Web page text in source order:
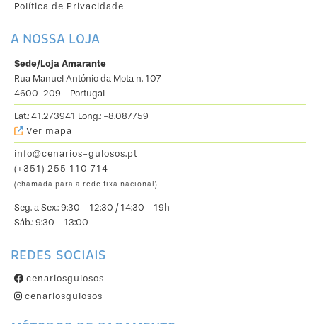
Política de Privacidade
A NOSSA LOJA
Sede/Loja Amarante
Rua Manuel António da Mota n. 107
4600-209 - Portugal
Lat.: 41.273941 Long.: -8.087759
Ver mapa
info@cenarios-gulosos.pt
(+351) 255 110 714
(chamada para a rede fixa nacional)
Seg. a Sex.: 9:30 - 12:30 / 14:30 - 19h
Sáb.: 9:30 - 13:00
REDES SOCIAIS
cenariosgulosos
cenariosgulosos